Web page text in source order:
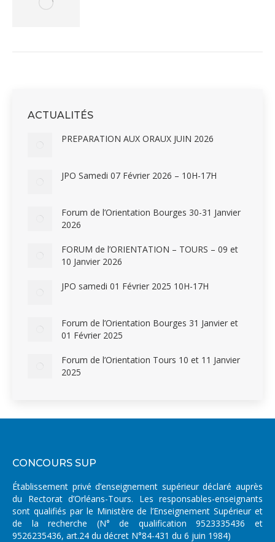
ACTUALITÉS
PREPARATION AUX ORAUX JUIN 2026
JPO Samedi 07 Février 2026 – 10H-17H
Forum de l’Orientation Bourges 30-31 Janvier
2026
FORUM de l’ORIENTATION – TOURS – 09 et
10 Janvier 2026
JPO samedi 01 Février 2025 10H-17H
Forum de l’Orientation Bourges 31 Janvier et
01 Février 2025
Forum de l’Orientation Tours 10 et 11 Janvier
2025
CONCOURS SUP
Établissement privé d’enseignement supérieur déclaré auprès
du Rectorat d’Orléans-Tours. Les responsables-enseignants
sont qualifiés par le Ministère de l’Enseignement Supérieur et
de la recherche (N° de qualification 9523335436 et
9526235436, art.24 du décret N°84-431 du 6 juin 1984)